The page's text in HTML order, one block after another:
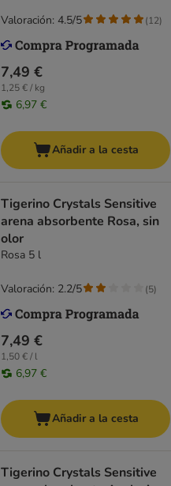
7,49 €
1,25 € / kg
6,97 €
Valoración: 4.5/5 (12)
Añadir a la cesta
Tigerino Crystals Sensitive
arena absorbente Rosa, sin
olor
Rosa 5 l
7,49 €
1,50 € / l
6,97 €
Valoración: 2.2/5 (5)
Añadir a la cesta
Tigerino Crystals Sensitive